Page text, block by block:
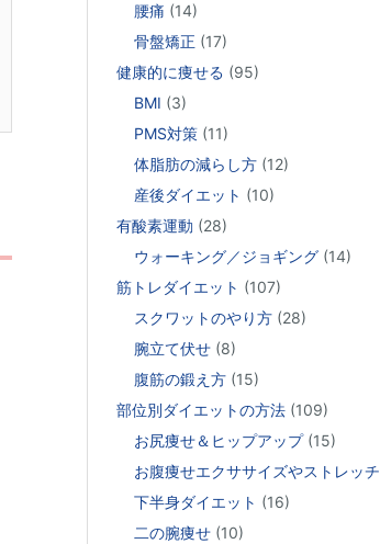
腰痛 (14)
骨盤矯正 (17)
健康的に痩せる (95)
BMI (3)
PMS対策 (11)
体脂肪の減らし方 (12)
産後ダイエット (10)
有酸素運動 (28)
ウォーキング／ジョギング (14)
筋トレダイエット (107)
スクワットのやり方 (28)
腕立て伏せ (8)
腹筋の鍛え方 (15)
部位別ダイエットの方法 (109)
お尻痩せ＆ヒップアップ(15)
お腹痩せエクササイズやストレッチ
下半身ダイエット (16)
二の腕痩せ (10)